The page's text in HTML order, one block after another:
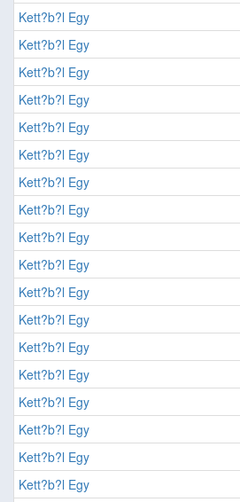
Kett?b?l Egy
Kett?b?l Egy
Kett?b?l Egy
Kett?b?l Egy
Kett?b?l Egy
Kett?b?l Egy
Kett?b?l Egy
Kett?b?l Egy
Kett?b?l Egy
Kett?b?l Egy
Kett?b?l Egy
Kett?b?l Egy
Kett?b?l Egy
Kett?b?l Egy
Kett?b?l Egy
Kett?b?l Egy
Kett?b?l Egy
Kett?b?l Egy